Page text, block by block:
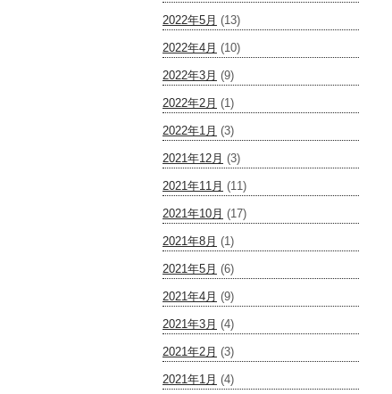
2022年5月 (13)
2022年4月 (10)
2022年3月 (9)
2022年2月 (1)
2022年1月 (3)
2021年12月 (3)
2021年11月 (11)
2021年10月 (17)
2021年8月 (1)
2021年5月 (6)
2021年4月 (9)
2021年3月 (4)
2021年2月 (3)
2021年1月 (4)